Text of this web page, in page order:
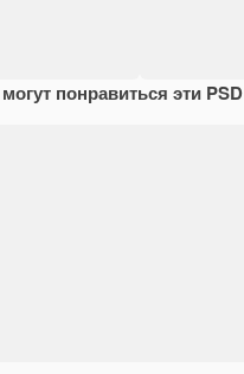
понравиться эти PSD